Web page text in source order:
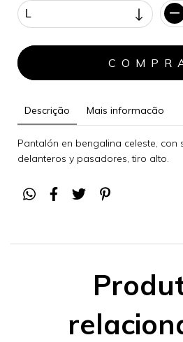
Descrição Mais informacão
Pantalón en bengalina celeste, con
delanteros y pasadores, tiro alto.